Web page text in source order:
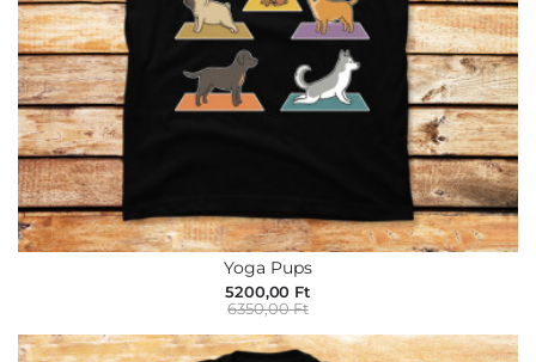
Yoga Pups
5200,00 Ft
6350,00 Ft